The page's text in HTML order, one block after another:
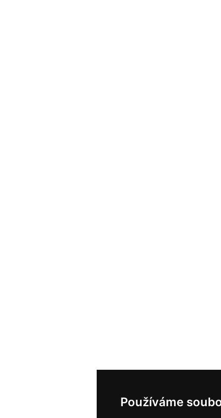
Používáme